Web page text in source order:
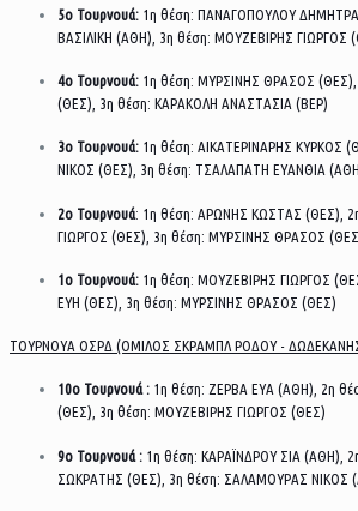
5ο Τουρνουά: 1η θέση: ΠΑΝΑΓΟΠΟΥΛΟΥ
ΒΑΣΙΛΙΚΗ (ΑΘΗ), 3η θέση: ΜΟΥΖΕΒΙΡΗΣ ΓΙΩΡΓΟΣ
4ο Τουρνουά: 1η θέση: ΜΥΡΣΙΝΗΣ ΘΡΑΣΟΣ
(ΘΕΣ), 3η θέση: ΚΑΡΑΚΟΛΗ ΑΝΑΣΤΑΣΙΑ (ΒΕΡ)
3ο Τουρνουά: 1η θέση: ΑΙΚΑΤΕΡΙΝΑΡΗΣ ΚΥΡΚΟΣ
ΝΙΚΟΣ (ΘΕΣ), 3η θέση: ΤΣΑΛΑΠΑΤΗ ΕΥΑΝΘΙΑ
2ο Τουρνουά: 1η θέση: ΑΡΩΝΗΣ ΚΩΣΤΑΣ (ΘΕΣ),
ΓΙΩΡΓΟΣ (ΘΕΣ), 3η θέση: ΜΥΡΣΙΝΗΣ ΘΡΑΣΟΣ
1ο Τουρνουά: 1η θέση: ΜΟΥΖΕΒΙΡΗΣ ΓΙΩΡΓΟΣ
ΕΥΗ (ΘΕΣ), 3η θέση: ΜΥΡΣΙΝΗΣ ΘΡΑΣΟΣ (ΘΕΣ)
ΤΟΥΡΝΟΥΑ ΟΣΡΔ (ΟΜΙΛΟΣ ΣΚΡΑΜΠΛ ΡΟΔΟΥ -
10ο Τουρνουά : 1η θέση: ΖΕΡΒΑ ΕΥΑ (ΑΘΗ), 2η
(ΘΕΣ), 3η θέση: ΜΟΥΖΕΒΙΡΗΣ ΓΙΩΡΓΟΣ (ΘΕΣ)
9ο Τουρνουά : 1η θέση: ΚΑΡΑΪΝΔΡΟΥ ΣΙΑ (ΑΘΗ),
ΣΩΚΡΑΤΗΣ (ΘΕΣ), 3η θέση: ΣΑΛΑΜΟΥΡΑΣ ΝΙΚΟΣ